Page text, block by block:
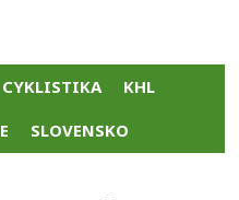
CYKLISTIKA KHL
SLOVENSKO